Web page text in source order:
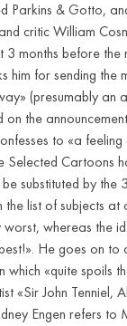
Parkins & Gotto,
critic William
months before the
him for sending the
(presumably an
the
to «a feeling
Selected Cartoons
substituted by the
list of subjects at
whereas the
He goes on to
which «quite spoils
«Sir John Tenniel,
Engen refers to